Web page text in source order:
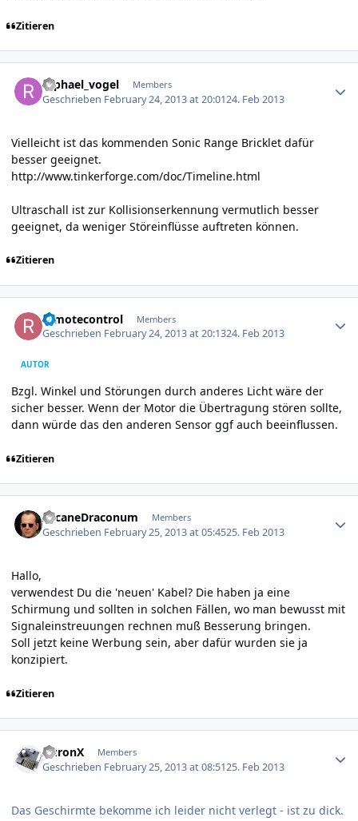
Zitieren
raphael_vogel Members
Geschrieben February 24, 2013 at 20:0124. Feb 2013
Vielleicht ist das kommenden Sonic Range Bricklet dafür
besser geeignet.
http://www.tinkerforge.com/doc/Timeline.html
Ultraschall ist zur Kollisionserkennung vermutlich besser
geeignet, da weniger Störeinflüsse auftreten können.
Zitieren
remotecontrol Members
Geschrieben February 24, 2013 at 20:1324. Feb 2013
AUTOR
Bzgl. Winkel und Störungen durch anderes Licht wäre der
sicher besser. Wenn der Motor die Übertragung stören sollte,
dann würde das den anderen Sensor ggf auch beeinflussen.
Zitieren
ArcaneDraconum Members
Geschrieben February 25, 2013 at 05:4525. Feb 2013
Hallo,
verwendest Du die 'neuen' Kabel? Die haben ja eine
Schirmung und sollten in solchen Fällen, wo man bewusst mit
Signaleinstreuungen rechnen muß Besserung bringen.
Soll jetzt keine Werbung sein, aber dafür wurden sie ja
konzipiert.
Zitieren
AuronX Members
Geschrieben February 25, 2013 at 08:5125. Feb 2013
Das Geschirmte bekomme ich leider nicht verlegt - ist zu dick.